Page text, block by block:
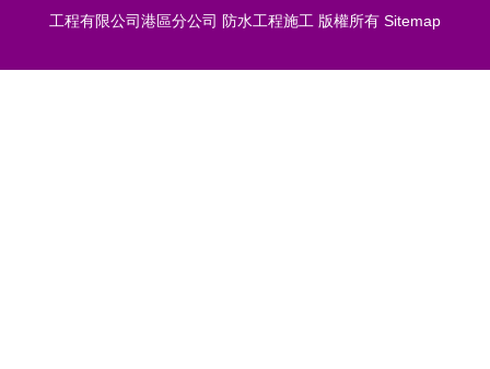
工程有限公司港區分公司 防水工程施工 版權所有 Sitemap